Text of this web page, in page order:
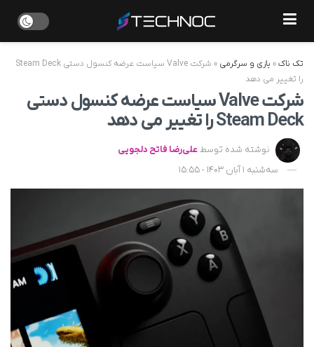
تک ناک» بازی و سرگرمی »
شرکت Valve سیاست عرضه کنسول دستی Steam Deck
را تغییر می دهد
شرکت Valve سیاست عرضه کنسول دستی
Steam Deck را تغییر می دهد
نوشته شده توسط علی‌رضا فاتح دلجویی
سه‌شنبه 1 آبان 1403 - 15:55